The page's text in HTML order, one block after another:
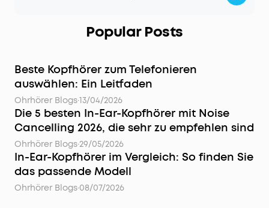
Popular Posts
Beste Kopfhörer zum Telefonieren
auswählen: Ein Leitfaden
Ohrhörer Blogs·13/04/2026
Die 5 besten In-Ear-Kopfhörer mit Noise
Cancelling 2026, die sehr zu empfehlen sind
Ohrhörer Blogs·29/05/2026
In-Ear-Kopfhörer im Vergleich: So finden Sie
das passende Modell
Ohrhörer Blogs·08/07/2026